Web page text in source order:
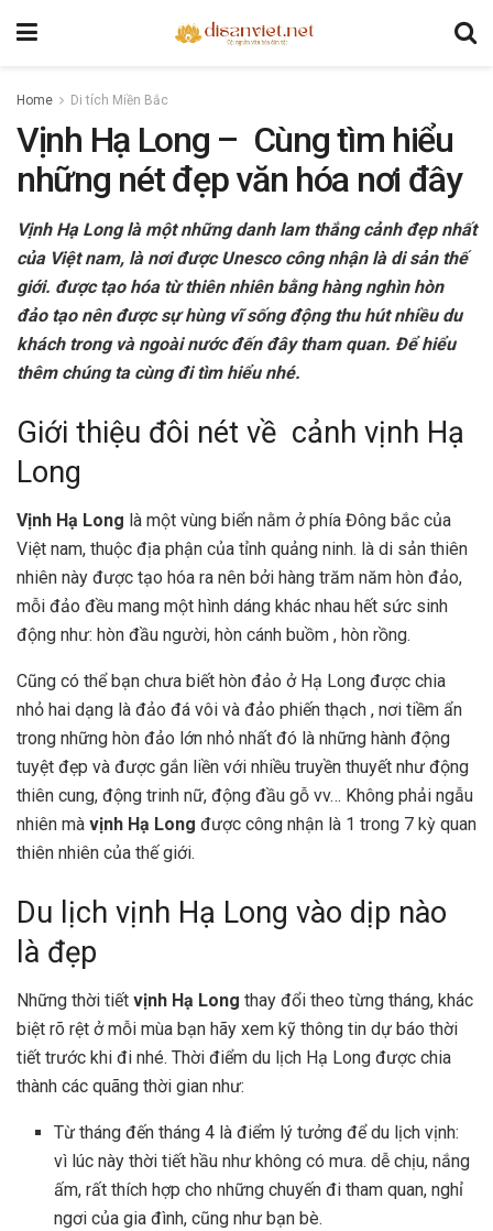
Home Di tích Miền Bắc
Vịnh Hạ Long – Cùng tìm hiểu
những nét đẹp văn hóa nơi đây
Vịnh Hạ Long là một những danh lam thắng cảnh đẹp nhất
của Việt nam, là nơi được Unesco công nhận là di sản thế
giới. được tạo hóa từ thiên nhiên bằng hàng nghìn hòn
đảo tạo nên được sự hùng vĩ sống động thu hút nhiều du
khách trong và ngoài nước đến đây tham quan. Để hiểu
thêm chúng ta cùng đi tìm hiểu nhé.
Giới thiệu đôi nét về cảnh vịnh Hạ
Long
Vịnh Hạ Long là một vùng biển nằm ở phía Đông bắc của
Việt nam, thuộc địa phận của tỉnh quảng ninh. là di sản thiên
nhiên này được tạo hóa ra nên bởi hàng trăm năm hòn đảo,
mỗi đảo đều mang một hình dáng khác nhau hết sức sinh
động như: hòn đầu người, hòn cánh buồm , hòn rồng.
Cũng có thể bạn chưa biết hòn đảo ở Hạ Long được chia
nhỏ hai dạng là đảo đá vôi và đảo phiến thạch , nơi tiềm ẩn
trong những hòn đảo lớn nhỏ nhất đó là những hành động
tuyệt đẹp và được gắn liền với nhiều truyền thuyết như động
thiên cung, động trinh nữ, động đầu gỗ vv… Không phải ngẫu
nhiên mà vịnh Hạ Long được công nhận là 1 trong 7 kỳ quan
thiên nhiên của thế giới.
Du lịch vịnh Hạ Long vào dịp nào
là đẹp
Những thời tiết vịnh Hạ Long thay đổi theo từng tháng, khác
biệt rõ rệt ở mỗi mùa bạn hãy xem kỹ thông tin dự báo thời
tiết trước khi đi nhé. Thời điểm du lịch Hạ Long được chia
thành các quãng thời gian như:
Từ tháng đến tháng 4 là điểm lý tưởng để du lịch vịnh:
vì lúc này thời tiết hầu như không có mưa. dễ chịu, nắng
ấm, rất thích hợp cho những chuyến đi tham quan, nghỉ
ngơi của gia đình, cũng như bạn bè.